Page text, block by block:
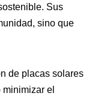
Sus
sino que
de placas solares
el